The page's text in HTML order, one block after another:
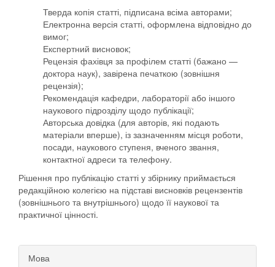
Тверда копія статті, підписана всіма авторами;
Електронна версія статті, оформлена відповідно до
вимог;
Експертний висновок;
Рецензія фахівця за профілем статті (бажано —
доктора наук), завірена печаткою (зовнішня
рецензія);
Рекомендація кафедри, лабораторії або іншого
наукового підрозділу щодо публікації;
Авторська довідка (для авторів, які подають
матеріали вперше), із зазначенням місця роботи,
посади, наукового ступеня, вченого звання,
контактної адреси та телефону.
Рішення про публікацію статті у збірнику приймається
редакційною колегією на підставі висновків рецензентів
(зовнішнього та внутрішнього) щодо її наукової та
практичної цінності.
Мова